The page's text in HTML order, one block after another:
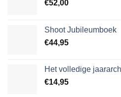
€52,00
Shoot Jubileumboek
€44,95
Het volledige
€14,95